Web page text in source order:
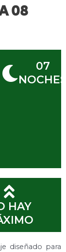
08
07
HAY
diseñado para